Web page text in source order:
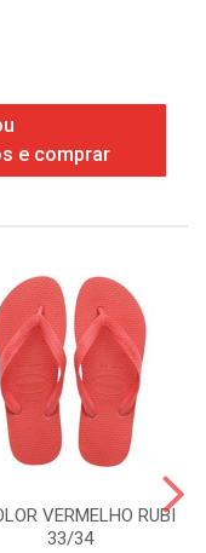
e comprar
VERMELHO RUBI
33/34